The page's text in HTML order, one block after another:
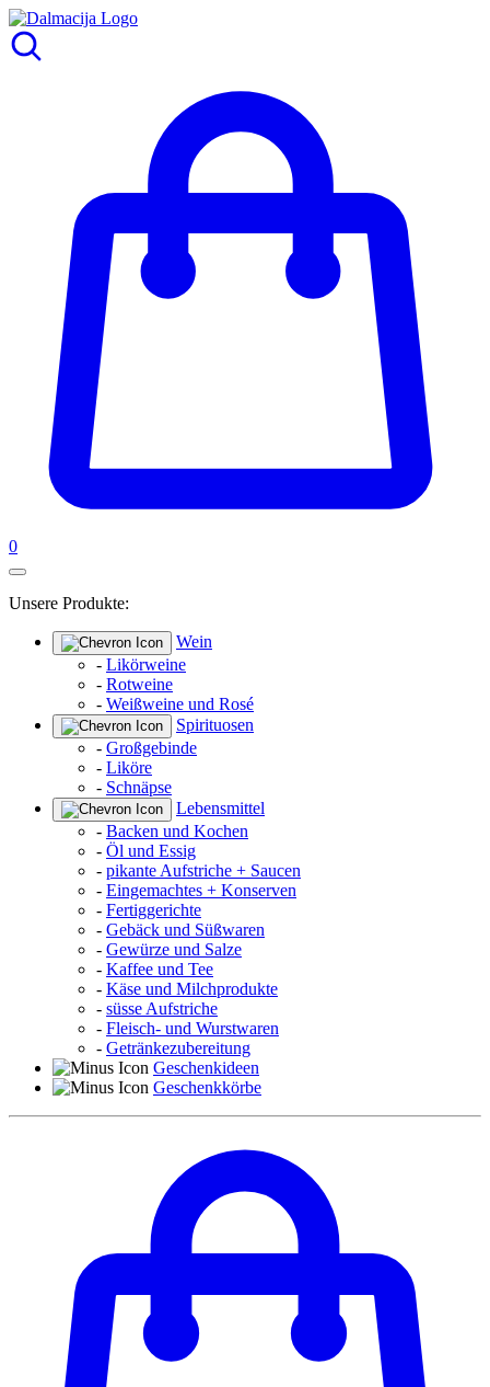
0
Unsere Produkte:
Wein
- Likörweine
- Rotweine
- Weißweine und Rosé
Spirituosen
- Großgebinde
- Liköre
- Schnäpse
Lebensmittel
- Backen und Kochen
- Öl und Essig
- pikante Aufstriche + Saucen
- Eingemachtes + Konserven
- Fertiggerichte
- Gebäck und Süßwaren
- Gewürze und Salze
- Kaffee und Tee
- Käse und Milchprodukte
- süsse Aufstriche
- Fleisch- und Wurstwaren
- Getränkezubereitung
Geschenkideen
Geschenkkörbe